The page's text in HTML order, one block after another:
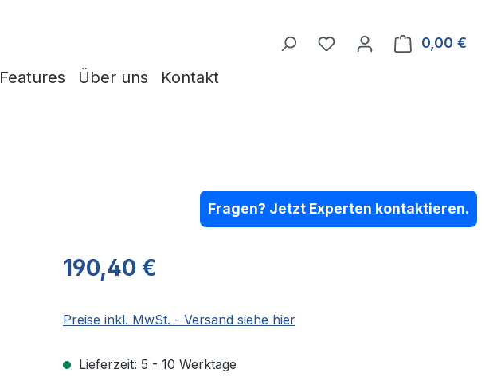
Du hast 0 Produkte auf
0,00 €
Features Über uns Kontakt
Fragen? Jetzt Experten kontaktieren.
Regulärer Preis:
190,40 €
Preise inkl. MwSt. - Versand siehe hier
Lieferzeit: 5 - 10 Werktage